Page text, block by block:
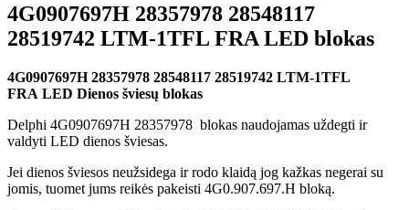
4G0907697H 28357978 28548117
28519742 LTM-1TFL FRA LED blokas
4G0907697H 28357978 28548117 28519742 LTM-1TFL
FRA LED Dienos šviesų blokas
Delphi 4G0907697H 28357978 blokas naudojamas uždegti ir
valdyti LED dienos šviesas.
Jei dienos šviesos neužsidega ir rodo klaidą jog kažkas negerai su
jomis, tuomet jums reikės pakeisti 4G0.907.697.H bloką.